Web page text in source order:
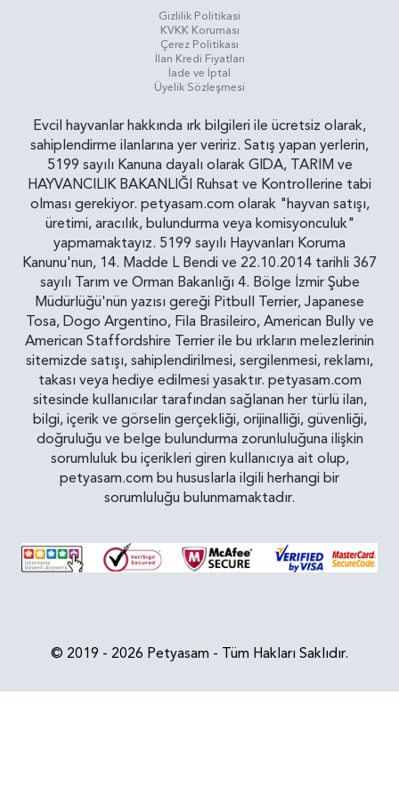
Gizlilik Politikasi
KVKK Koruması
Çerez Politikası
İlan Kredi Fiyatları
İade ve İptal
Üyelik Sözleşmesi
Evcil hayvanlar hakkında ırk bilgileri ile ücretsiz olarak,
sahiplendirme ilanlarına yer veririz. Satış yapan yerlerin,
5199 sayılı Kanuna dayalı olarak GIDA, TARIM ve
HAYVANCILIK BAKANLIĞI Ruhsat ve Kontrollerine tabi
olması gerekiyor. petyasam.com olarak "hayvan satışı,
üretimi, aracılık, bulundurma veya komisyonculuk"
yapmamaktayız. 5199 sayılı Hayvanları Koruma
Kanunu'nun, 14. Madde L Bendi ve 22.10.2014 tarihli 367
sayılı Tarım ve Orman Bakanlığı 4. Bölge İzmir Şube
Müdürlüğü'nün yazısı gereği Pitbull Terrier, Japanese
Tosa, Dogo Argentino, Fila Brasileiro, American Bully ve
American Staffordshire Terrier ile bu ırkların melezlerinin
sitemizde satışı, sahiplendirilmesi, sergilenmesi, reklamı,
takası veya hediye edilmesi yasaktır. petyasam.com
sitesinde kullanıcılar tarafından sağlanan her türlü ilan,
bilgi, içerik ve görselin gerçekliği, orijinalliği, güvenliği,
doğruluğu ve belge bulundurma zorunluluğuna ilişkin
sorumluluk bu içerikleri giren kullanıcıya ait olup,
petyasam.com bu hususlarla ilgili herhangi bir
sorumluluğu bulunmamaktadır.
© 2019 - 2026 Petyasam - Tüm Hakları Saklıdır.